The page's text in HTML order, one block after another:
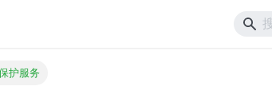
护服务